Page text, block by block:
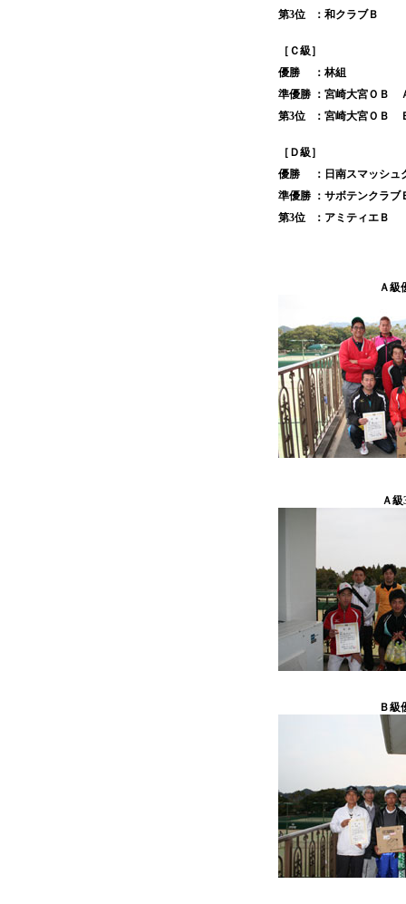
第3位
：和クラブＢ
［Ｃ級］
優勝
：林組
準優勝 ：宮崎大宮ＯＢ
第3位
：宮崎大宮ＯＢ
［Ｄ級］
優勝
：日南スマッシュ
準優勝 ：サボテンクラブ
第3位
：アミティエＢ
Ａ級
Ａ級
Ｂ級